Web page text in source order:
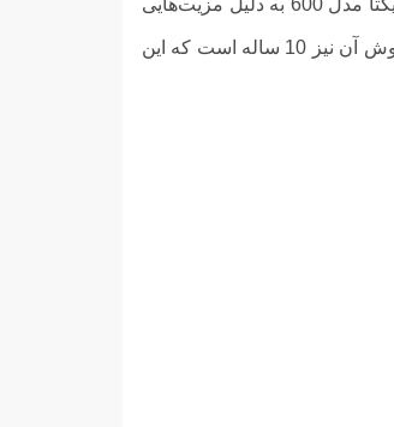
مشابه آن در بازار را داشته باشیم، می‌توانیم به جرات بگوییم که قیمت و کیفیت این جک دلیل محبوبیت آن است. قیمت جک پارکینگ یکتا مدل 600 به دلیل مزیت‌هایی
همچون کیفیت ساخت بالا، حرکت منظم و یکنواخت و... به صرفه و منصفانه است. گارانتی این محصول 36 ماهه و خدمات پس از فروش آن نیز 10 ساله است که این